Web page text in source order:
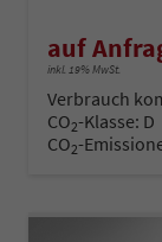
auf
inkl. 19% MwSt.
Verbrauch
CO2-Klasse: D
CO2-